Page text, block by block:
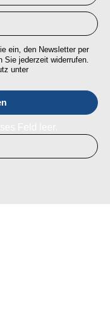
ein, den Newsletter per
jederzeit widerrufen.
unter